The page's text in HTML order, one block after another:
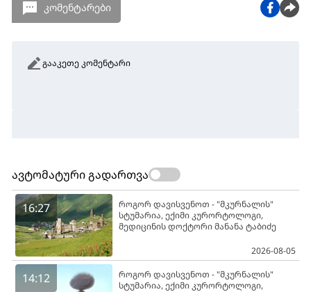
კომენტარები
გააკეთე კომენტარი
ავტომატური გადართვა
16:27
როგორ დავისვენოთ - "მკურნალის"
სტუმარია, ექიმი კურორტოლოგი,
მედიცინის დოქტორი მანანა ტაბიძე
2026-08-05
14:12
როგორ დავისვენოთ - "მკურნალის"
სტუმარია, ექიმი კურორტოლოგი,